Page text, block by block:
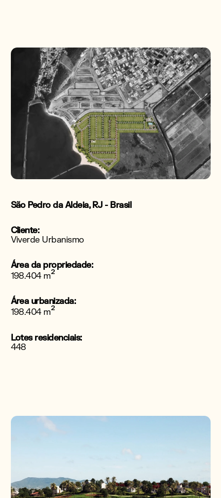
São Pedro da Aldeia, RJ - Brasil
Cliente:
Viverde Urbanismo
Área da propriedade:
198.404 m²
Área urbanizada:
198.404 m²
Lotes residenciais:
448